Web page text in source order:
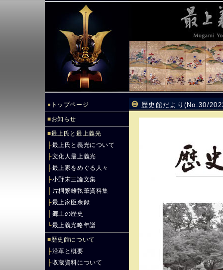
● トップページ
■お知らせ
■最上氏と最上義光
├最上氏と義光について
├文化人最上義光
├最上家をめぐる人々
├小野末三論文集
├ 片桐繁雄執筆資料集
├最上家臣余録
├郷土の歴史
└最上義光略年譜
■歴史館について
├沿革と概要
├収蔵資料について
歴史館だより(No.30/